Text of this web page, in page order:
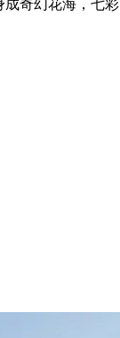
成奇幻花海，七彩